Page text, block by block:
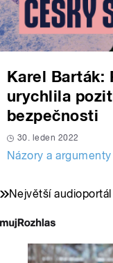
Karel Barták:
urychlila
bezpečnosti
30. leden 2022
Názory a argumenty
Největší